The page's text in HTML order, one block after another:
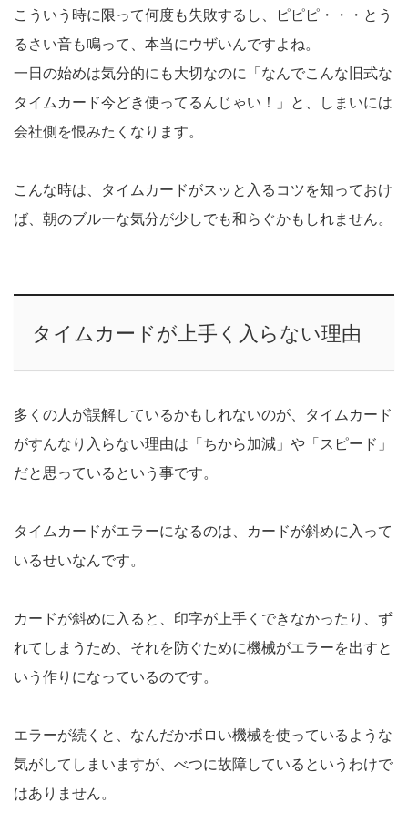
こういう時に限って何度も失敗するし、ピピピ・・・とう
るさい音も鳴って、本当にウザいんですよね。
一日の始めは気分的にも大切なのに「なんでこんな旧式な
タイムカード今どき使ってるんじゃい！」と、しまいには
会社側を恨みたくなります。
こんな時は、タイムカードがスッと入るコツを知っておけ
ば、朝のブルーな気分が少しでも和らぐかもしれません。
タイムカードが上手く入らない理由
多くの人が誤解しているかもしれないのが、タイムカード
がすんなり入らない理由は「ちから加減」や「スピード」
だと思っているという事です。
タイムカードがエラーになるのは、カードが斜めに入って
いるせいなんです。
カードが斜めに入ると、印字が上手くできなかったり、ず
れてしまうため、それを防ぐために機械がエラーを出すと
いう作りになっているのです。
エラーが続くと、なんだかボロい機械を使っているような
気がしてしまいますが、べつに故障しているというわけで
はありません。